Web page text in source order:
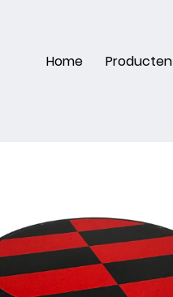
Home Producten